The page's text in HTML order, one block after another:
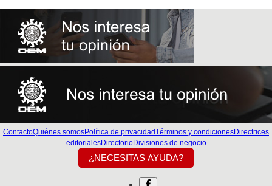
ContactoQuiénes somosPolítica de privacidadTérminos y condicionesDirectrices
editorialesDirectorioDivisiones de negocio
¿NECESITAS AYUDA?